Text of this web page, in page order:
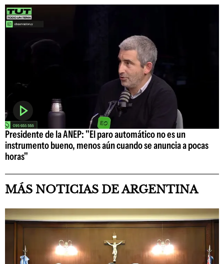
Presidente de la ANEP: "El paro automático no es un
instrumento bueno, menos aún cuando se anuncia a pocas
horas"
MÁS NOTICIAS DE ARGENTINA